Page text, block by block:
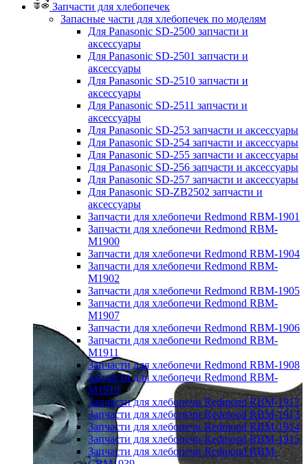
Запчасти для хлебопечек
Запасные части для хлебопечек по моделям
Для Panasonic SD-2500 запчасти и
аксессуары
Для Panasonic SD-2501 запчасти и
аксессуары
Для Panasonic SD-2510 запчасти и
аксессуары
Для Panasonic SD-2511 запчасти и
аксессуары
Для Panasonic SD-253 запчасти и аксессуары
Для Panasonic SD-254 запчасти и аксессуары
Для Panasonic SD-255 запчасти и аксессуары
Для Panasonic SD-256 запчасти и аксессуары
Для Panasonic SD-257 запчасти и аксессуары
Для Panasonic SD-ZB2502 запчасти и
аксессуары
Запчасти для хлебопечи Redmond RBM-1901
Запчасти для хлебопечи Redmond RBM-
M1900
Запчасти для хлебопечи Redmond RBM-1904
Запчасти для хлебопечи Redmond RBM-
M1902
Запчасти для хлебопечи Redmond RBM-1905
Запчасти для хлебопечи Redmond RBM-
M1907
Запчасти для хлебопечи Redmond RBM-1906
Запчасти для хлебопечи Redmond RBM-
M1911
Запчасти для хлебопечи Redmond RBM-1908
Запчасти для хлебопечи Redmond RBM-
M1919
Запчасти для хлебопечи Redmond RBM-1912
Запчасти для хлебопечи Redmond RBM-1913
Запчасти для хлебопечи Redmond RBM-1914
Запчасти для хлебопечи Redmond RBM-1915
Запчасти для хлебопечи Redmond RBM-